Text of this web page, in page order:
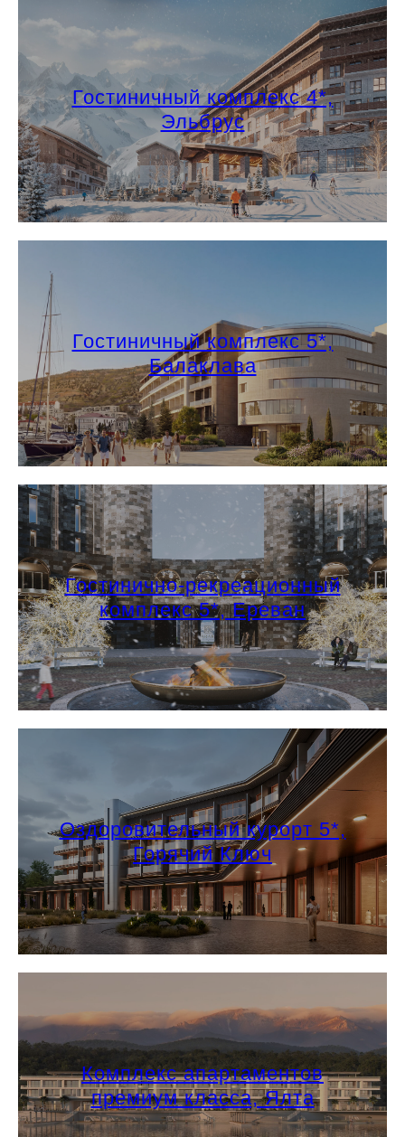
Гостиничный комплекс 4*,
Эльбрус
Гостиничный комплекс 5*,
Балаклава
Гостинично-рекреационный
комплекс 5*, Ереван
Оздоровительный курорт 5*,
Горячий Ключ
Комплекс апартаментов
премиум класса, Ялта